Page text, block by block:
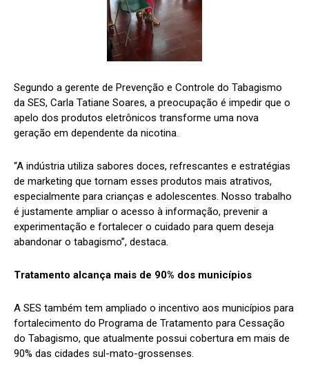
Segundo a gerente de Prevenção e Controle do Tabagismo
da SES, Carla Tatiane Soares, a preocupação é impedir que o
apelo dos produtos eletrônicos transforme uma nova
geração em dependente da nicotina.
“A indústria utiliza sabores doces, refrescantes e estratégias
de marketing que tornam esses produtos mais atrativos,
especialmente para crianças e adolescentes. Nosso trabalho
é justamente ampliar o acesso à informação, prevenir a
experimentação e fortalecer o cuidado para quem deseja
abandonar o tabagismo”, destaca.
Tratamento alcança mais de 90% dos municípios
A SES também tem ampliado o incentivo aos municípios para
fortalecimento do Programa de Tratamento para Cessação
do Tabagismo, que atualmente possui cobertura em mais de
90% das cidades sul-mato-grossenses.